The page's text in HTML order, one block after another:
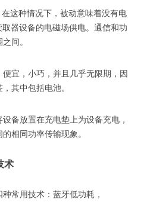
在这种情况下，被动意味着没有电
器设备的电磁场供电。 通信和功
间。
宜，小巧，并且几乎无限期，因
其中包括电池。
备放置在充电垫上为设备充电，
相同功率传输现象。
术
常用技术：蓝牙低功耗，